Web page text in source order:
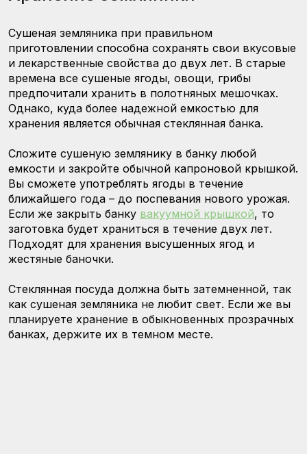
Сушеная земляника при правильном
приготовлении способна сохранять свои вкусовые
и лекарственные свойства до двух лет. В старые
времена все сушеные ягоды, овощи, грибы
предпочитали хранить в полотняных мешочках.
Однако, куда более надежной емкостью для
хранения является обычная стеклянная банка.
Сложите сушеную землянику в банку любой
емкости и закройте обычной капроновой крышкой.
Вы сможете употреблять ягоды в течение
ближайшего года – до поспевания нового урожая.
Если же закрыть банку вакуумной крышкой, то
заготовка будет храниться в течение двух лет.
Подходят для хранения высушенных ягод и
жестяные баночки.
Стеклянная посуда должна быть затемненной, так
как сушеная земляника не любит свет. Если же вы
планируете хранение в обыкновенных прозрачных
банках, держите их в темном месте.